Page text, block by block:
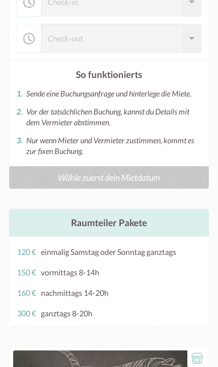
So funktionierts
Sende eine Buchungsanfrage und hinterlege die Miete.
Vor der tatsächlichen Buchung, kannst du Details mit
dem Vermieter abstimmen.
Nur wenn Mieter und Vermieter zustimmen, kommt es
zur fixen Buchung.
Wähle zuerst dein Mietdatum
Raumteiler Pakete
120 € einmalig Samstag oder Sonntag ganztags
150 € vormittags 8-14h
160 € nachmittags 14-20h
300 € ganztags 8-20h